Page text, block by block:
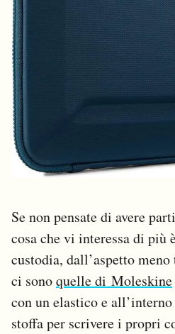
Se non pensate di avere
cosa che vi interessa di più
custodia, dall’aspetto
ci sonoquelle di Moleskine
con un elastico e
stoffa per scrivere i propri